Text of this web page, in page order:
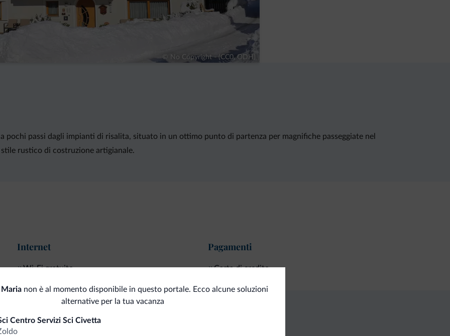
© No Copyright - (CC0, ODH)
pochi passi dagli impianti di risalita, situato in un ottimo punto di partenza per magnifiche passeggiate nel
rustico di costruzione artigianale.
Internet
Wi-Fi gratuito
Pagamenti
Carta di credito
non è al momento disponibile in questo portale. Ecco alcune soluzioni
alternative per la tua vacanza
Centro Servizi Sci Civetta